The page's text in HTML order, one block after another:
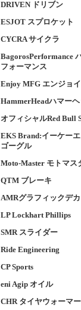
DRIVEN ドリブン
ESJOT スプロケット
CYCRA サイクラ
BagorosPerformance
フォーマンス
Enjoy MFG エンジョイ
HammerHeadハマーヘ
オフィシャルRed Bull
EKS Brand:イーケー
ゴーグル
Moto-Master モトマス
QTM ブレーキ
AMRグラフィックデ
LP Lockhart Phillips
SMR スライダー
Ride Engineering
CP Sports
eni Agip オイル
CHR タイヤウォーマー